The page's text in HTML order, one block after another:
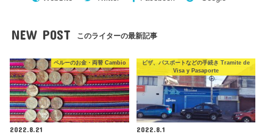
NEW POST このライターの最新記事
ペルーのお金・両替 Cambio
2022.8.21
ビザ、パスポートなどの手続き Tramite de
Visa y Pasaporte
2022.8.1